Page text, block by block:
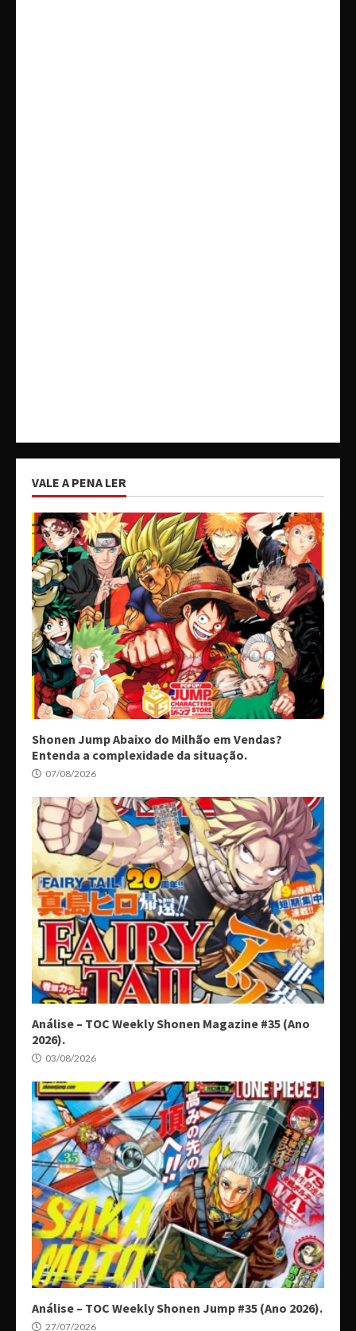
VALE A PENA LER
Shonen Jump Abaixo do Milhão em Vendas?
Entenda a complexidade da situação.
07/08/2026
Análise – TOC Weekly Shonen Magazine #35 (Ano
2026).
03/08/2026
Análise – TOC Weekly Shonen Jump #35 (Ano 2026).
27/07/2026